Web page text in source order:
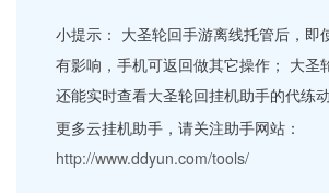
小提示： 大圣轮回手游离线托管后，即
有影响，手机可返回做其它操作； 大圣
还能实时查看大圣轮回挂机助手的代练动
更多云挂机助手，请关注助手网站：
http://www.ddyun.com/tools/